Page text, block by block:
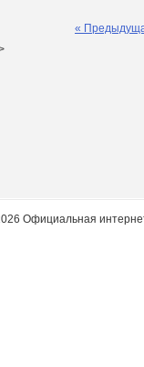
«
Официальная